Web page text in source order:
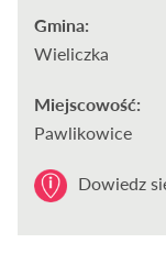
Gmina:
Wieliczka
Miejscowość:
Pawlikowice
Dowiedz